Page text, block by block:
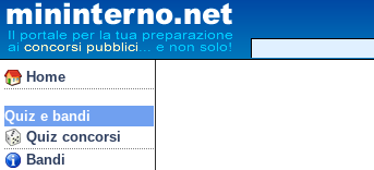
Home
Quiz e bandi
Quiz concorsi
Bandi